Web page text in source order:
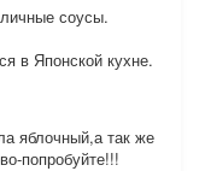
соусы.
в Японской кухне.
яблочный,а так же
попробуйте!!!